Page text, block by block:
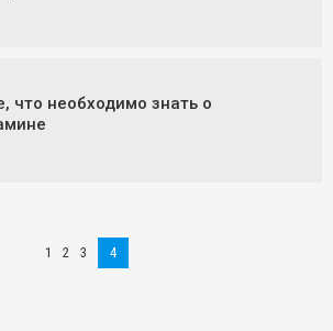
что необходимо знать о
1 2 3 4